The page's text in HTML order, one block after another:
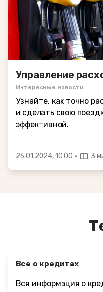
Управление
Интересные новости
Узнайте, как точно
и сделать свою
эффективной.
26.01.2024, 10:00 · 3
Все о кредитах
Вся информация о